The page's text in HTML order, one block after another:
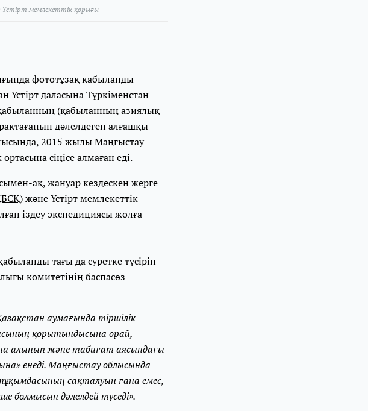
Үстірт мемлекеттік қорығы
фототұзақ қабыланды
Үстірт даласына Түркіменстан
(қабыланның азиялық
дәлелдеген алғашқы
2015 жылы Маңғыстау
сіңісе алмаған еді.
ақ, жануар кездескен жерге
және Үстірт мемлекеттік
іздеу экспедициясы жолға
тағы да суретке түсіріп
комитетінің баспасөз
аумағында тіршілік
қорытындысына орай,
алынып және табиғат аясындағы
енеді. Маңғыстау облысында
сақталуын ғана емес,
болмысын дәлелдей түседі».